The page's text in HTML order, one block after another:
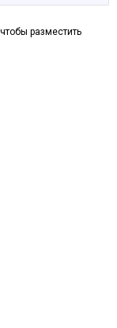
разместить